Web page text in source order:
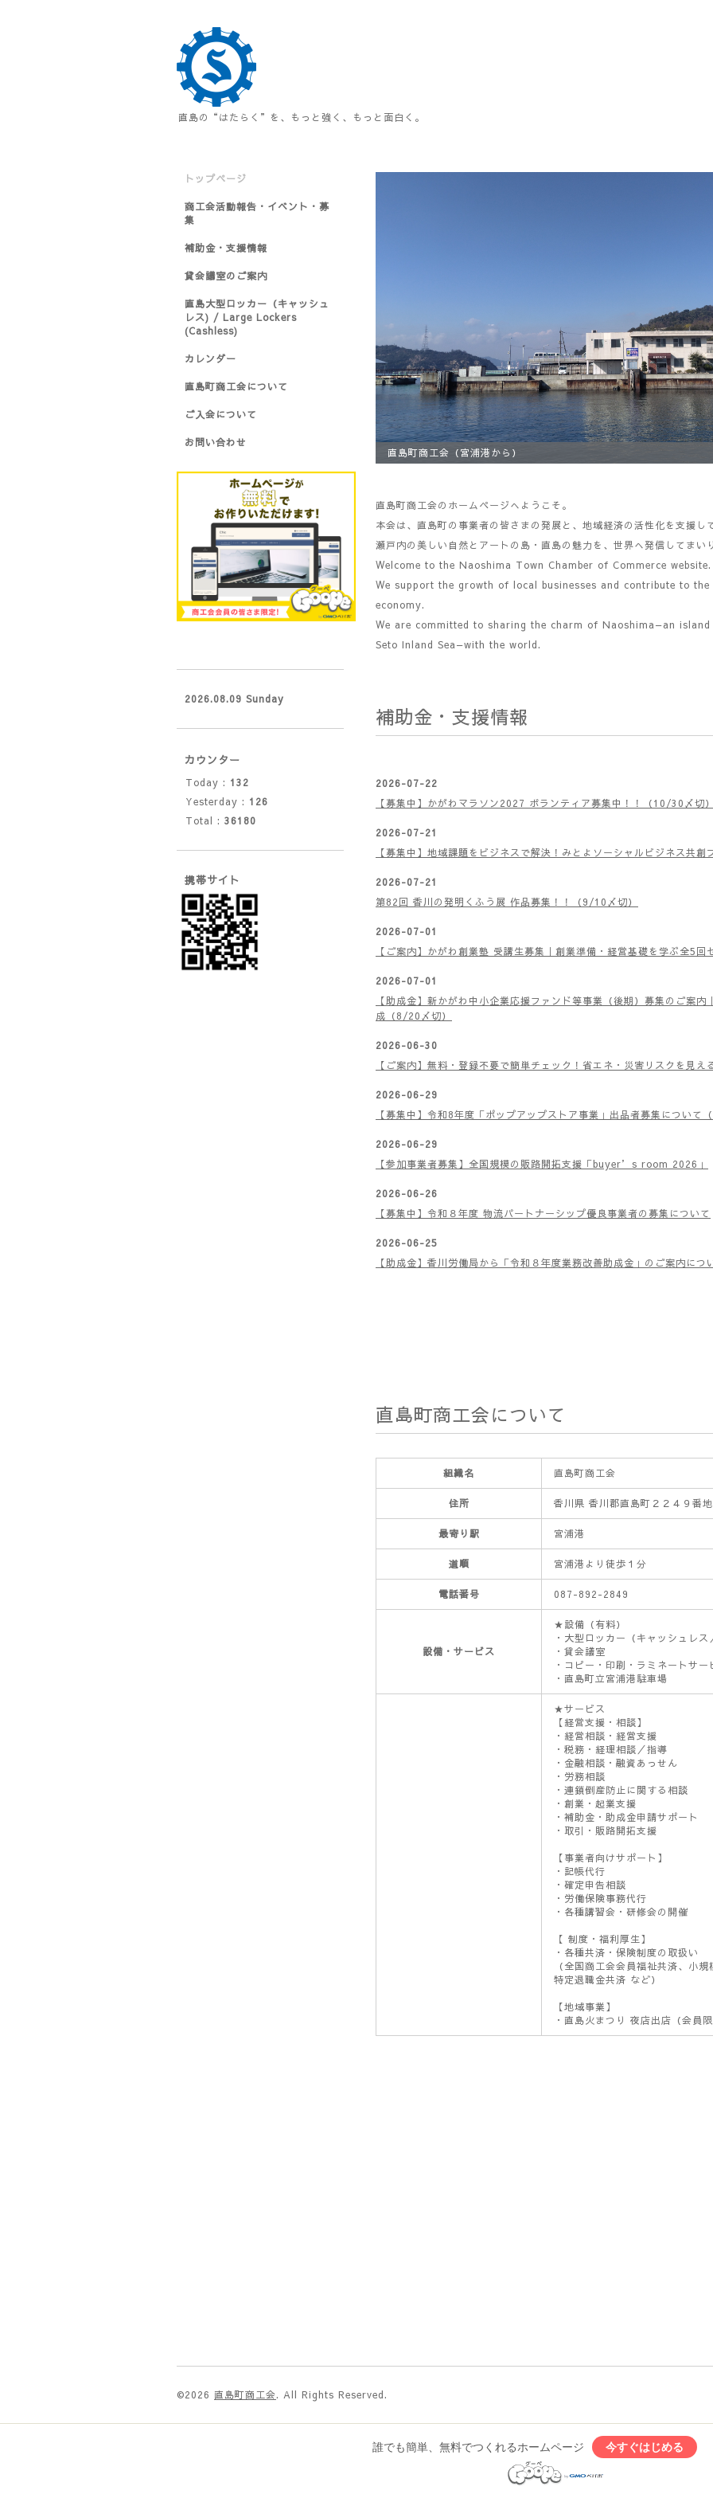
直島の“はたらく”を、もっと強く、もっと面白く。
直島町商工会（宮浦港から）
商工会入口とロッカー
直島町商工会のホームページへようこそ。
本会は、直島町の事業者の皆さまの発展と、地域経済の活性化を支援し
瀬戸内の美しい自然とアートの島・直島の魅力を、世界へ発信してまい
We are committed to sharing the charm of Naoshima—an
補助金・支援情報
2026-07-22
【募集中】かがわマラソン2027 ボランティア募集中！！（10/30〆切）
2026-07-21
【募集中】地域課題をビジネスで解決！みとよソーシャルビジネス共
2026-07-21
第82回 香川の発明くふう展 作品募集！！（9/10〆切）
【ご案内】かがわ創業塾 受講生募集｜創業準備・経営基礎を学ぶ全5回
【助成金】新かがわ中小企業応援ファンド等事業（後期）募集のご案内
成（8/20〆切）
2026-06-30
【ご案内】無料・登録不要で簡単チェック！省エネ・災害リスクを見え
2026-06-29
【募集中】令和8年度「ポップアップストア事業」出品者募集について（
2026-06-29
【参加事業者募集】全国規模の販路開拓支援「buyer’s room 2026」
直島町商工会について
組織名 直島町商工会
住所 香川県 香川郡直島町２２４９番地
宮浦港
道順 宮浦港より徒歩１分
電話番号 087-892-2849
★設備（有料）
・大型ロッカー（キャッシュレス
・貸会議室
・コピー・印刷・ラミネートサー
・直島町立宮浦港駐車場
★サービス
【経営支援・相談】
・経営相談・経営支援
・金融相談・融資あっせん
・労務相談
・連鎖倒産防止に関する相談
・創業・起業支援
・補助金・助成金申請サポート
【事業者向けサポート】
・記帳代行
・確定申告相談
・各種講習会・研修会の開催
【 制度・福利厚生】
トップページ
商工会活動報告・イベント・募
集
補助金・支援情報
貸会議室のご案内
直島大型ロッカー（キャッシュ
レス) / Large Lockers
(Cashless)
カレンダー
直島町商工会について
ご入会について
お問い合わせ
2026.08.09 Sunday
カウンター
Today : 132
Yesterday : 126
Total : 36180
携帯サイト